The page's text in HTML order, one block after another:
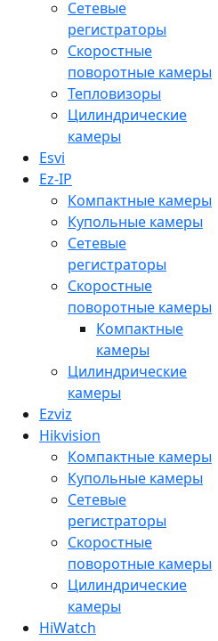
Сетевые
регистраторы
Скоростные
поворотные камеры
Тепловизоры
Цилиндрические
камеры
Esvi
Ez-IP
Компактные камеры
Купольные камеры
Сетевые
регистраторы
Скоростные
поворотные камеры
Компактные
камеры
Цилиндрические
камеры
Ezviz
Hikvision
Компактные камеры
Купольные камеры
Сетевые
регистраторы
Скоростные
поворотные камеры
Цилиндрические
камеры
HiWatch